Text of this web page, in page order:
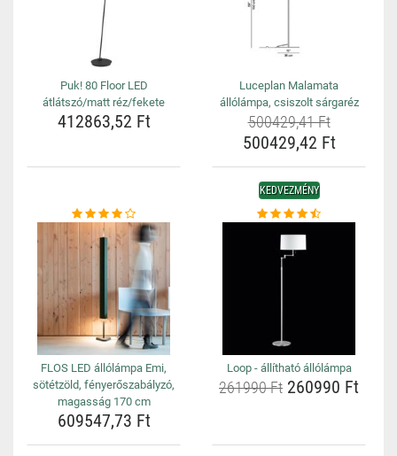
Puk! 80 Floor LED
átlátszó/matt réz/fekete
412863,52 Ft
Luceplan Malamata
állólámpa, csiszolt sárgaréz
500429,41 Ft
500429,42 Ft
FLOS LED állólámpa Emi,
sötétzöld, fényerőszabályzó,
magasság 170 cm
609547,73 Ft
KEDVEZMÉNY
Loop - állítható állólámpa
261990 Ft 260990 Ft